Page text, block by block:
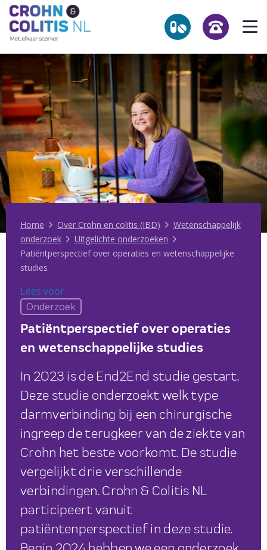
homepage
Zoekpagina
Over Crohn en colitis (IBD)
Leven met
Activiteiten & Contact
Help mee
Over ons
Voor professionals
Home Over Crohn en colitis (IBD)
Wetenschappelijk
onderzoek
Uitgelichte onderzoeken
Patiëntperspectief over operaties en wetenschappelijke
studies
Lees voorLees voor
Onderzoek
Patiëntperspectief over operaties
en wetenschappelijke studies
In 2023 is de End2End studie gestart.
Deze studie onderzoekt welk type
darmverbinding bij een chirurgische
ingreep de terugkeer van de ziekte van
Crohn het beste voorkomt. De studie
vergelijkt drie verschillende
verbindingen. Crohn & Colitis NL
participeert vanuit
patiëntenperspectief in deze studie.